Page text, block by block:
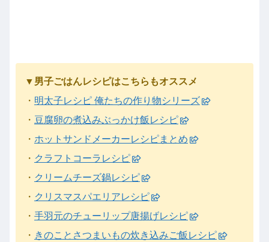
▼男子ごはんレシピはこちらもオススメ
・ 明太子レシピ 俺たちの作り物シリーズ
・ 豆腐卵の煮込みぶっかけ飯レシピ
・ ホットサンドメーカーレシピまとめ
・ クラフトコーラレシピ
・ クリームチーズ鍋レシピ
・ クリスマスパエリアレシピ
・ 手羽元のチューリップ唐揚げレシピ
・ きのことさつまいもの炊き込みご飯レシピ